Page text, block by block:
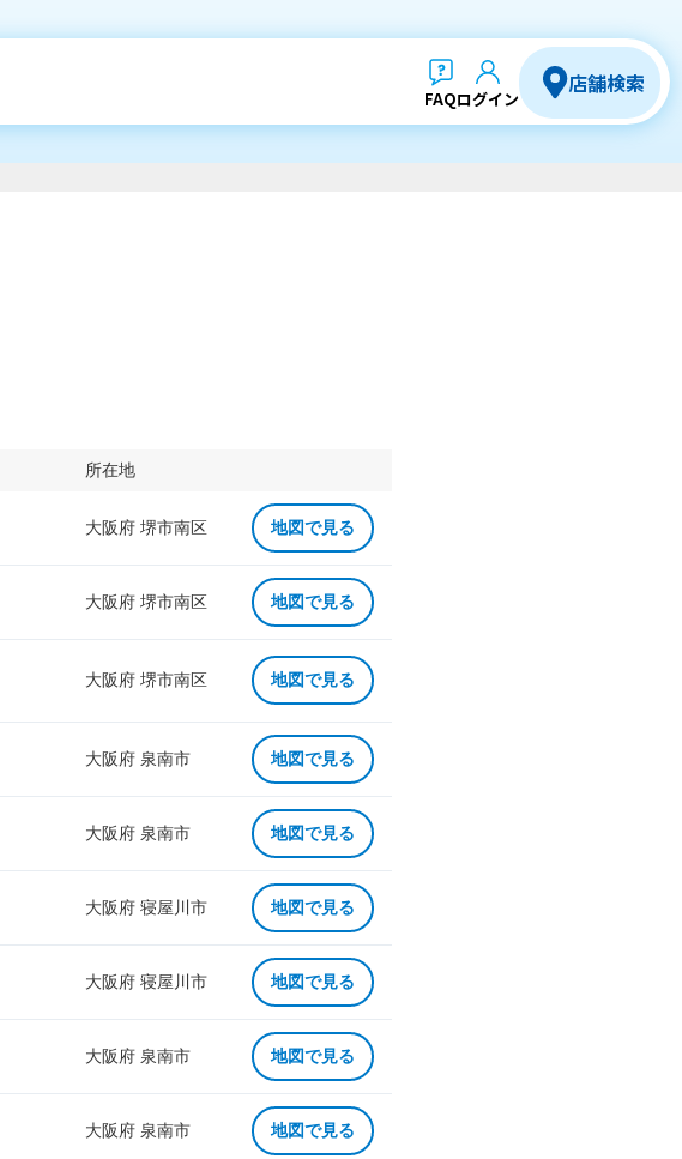
FAQログイン
店舗検索
所在地
大阪府 堺市南区 地図で見る
大阪府 堺市南区 地図で見る
大阪府 堺市南区 地図で見る
大阪府 泉南市 地図で見る
大阪府 泉南市 地図で見る
大阪府 寝屋川市 地図で見る
大阪府 寝屋川市 地図で見る
大阪府 泉南市 地図で見る
大阪府 泉南市 地図で見る